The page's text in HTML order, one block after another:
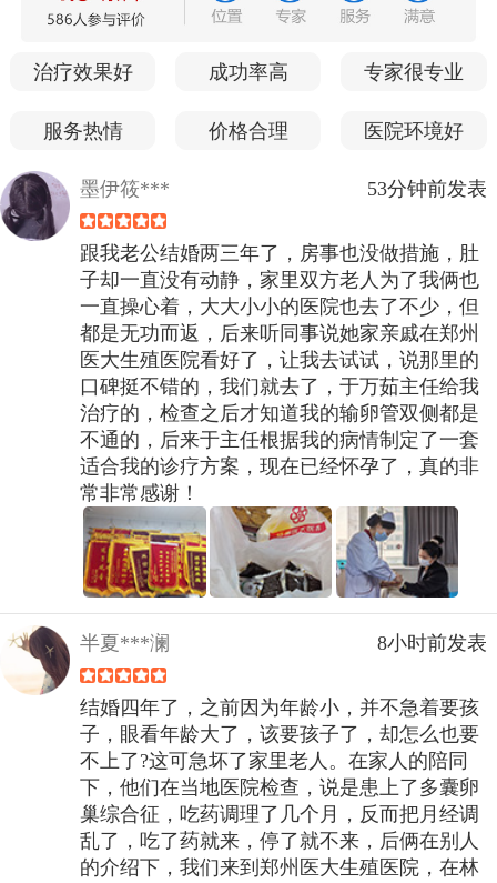
治疗效果好 成功率高 专家很专业
服务热情 价格合理 医院环境好
墨伊筱*** 53分钟前发表
跟我老公结婚两三年了，房事也没做措施，肚
子却一直没有动静，家里双方老人为了我俩也
一直操心着，大大小小的医院也去了不少，但
都是无功而返，后来听同事说她家亲戚在郑州
医大生殖医院看好了，让我去试试，说那里的
口碑挺不错的，我们就去了，于万茹主任给我
治疗的，检查之后才知道我的输卵管双侧都是
不通的，后来于主任根据我的病情制定了一套
适合我的诊疗方案，现在已经怀孕了，真的非
常非常感谢！
半夏***澜 8小时前发表
结婚四年了，之前因为年龄小，并不急着要孩
子，眼看年龄大了，该要孩子了，却怎么也要
不上了?这可急坏了家里老人。在家人的陪同
下，他们在当地医院检查，说是患上了多囊卵
巢综合征，吃药调理了几个月，反而把月经调
乱了，吃了药就来，停了就不来，后俩在别人
的介绍下，我们来到郑州医大生殖医院，在林